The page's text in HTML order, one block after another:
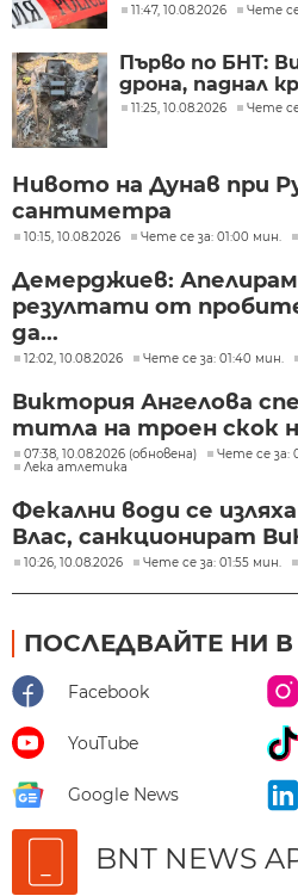
11:47, 10.08.2026 Чете
Първо по БНТ:
дрона, паднал
11:25, 10.08.2026 Чете
Нивото на Дунав при
сантиметра
10:15, 10.08.2026 Чете се за: 01:00 мин.
Демерджиев:
резултати от
да...
12:02, 10.08.2026 Чете се за: 01:40 мин.
Виктория Ангелова
титла на троен скок
07:38, 10.08.2026 (обновена)
Чете се за:
Лека атлетика
Фекални води се
Влас, санкционират
10:26, 10.08.2026 Чете се за: 01:55 мин.
ПОСЛЕДВАЙТЕ НИ В
Facebook
YouTube
Google News
BNT NEWS